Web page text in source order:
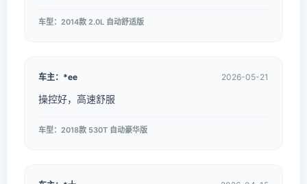
车型：2014款 2.0L 自动舒适版
车主：*ee 2026-05-21
操控好，高速舒服
车型：2018款 530T 自动豪华版